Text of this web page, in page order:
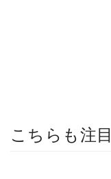
こちらも注目